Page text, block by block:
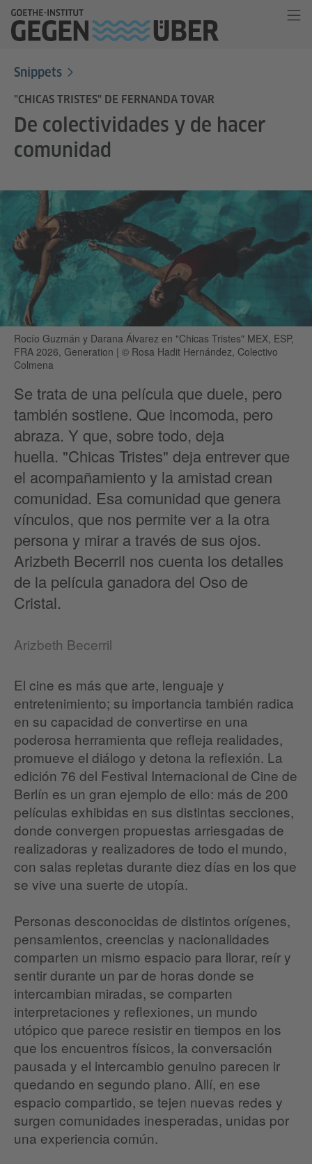
Snippets
"CHICAS TRISTES" DE FERNANDA TOVAR
De colectividades y de hacer
comunidad
Rocío Guzmán y Darana Álvarez en "Chicas Tristes" MEX, ESP,
FRA 2026, Generation | © Rosa Hadit Hernández, Colectivo
Colmena
Se trata de una película que duele, pero
también sostiene. Que incomoda, pero
abraza. Y que, sobre todo, deja
huella. "Chicas Tristes" deja entrever que
el acompañamiento y la amistad crean
comunidad. Esa comunidad que genera
vínculos, que nos permite ver a la otra
persona y mirar a través de sus ojos.
Arizbeth Becerril nos cuenta los detalles
de la película ganadora del Oso de
Cristal.
Arizbeth Becerril
El cine es más que arte, lenguaje y
entretenimiento; su importancia también radica
en su capacidad de convertirse en una
poderosa herramienta que refleja realidades,
promueve el diálogo y detona la reflexión. La
edición 76 del Festival Internacional de Cine de
Berlín es un gran ejemplo de ello: más de 200
películas exhibidas en sus distintas secciones,
donde convergen propuestas arriesgadas de
realizadoras y realizadores de todo el mundo,
con salas repletas durante diez días en los que
se vive una suerte de utopía.
Personas desconocidas de distintos orígenes,
pensamientos, creencias y nacionalidades
comparten un mismo espacio para llorar, reír y
sentir durante un par de horas donde se
intercambian miradas, se comparten
interpretaciones y reflexiones, un mundo
utópico que parece resistir en tiempos en los
que los encuentros físicos, la conversación
pausada y el intercambio genuino parecen ir
quedando en segundo plano. Allí, en ese
espacio compartido, se tejen nuevas redes y
surgen comunidades inesperadas, unidas por
una experiencia común.